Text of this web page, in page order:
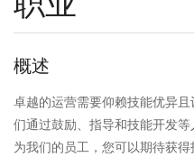
概述
卓越的运营需要仰赖技能优异
们通过鼓励、指导和技能开发
为我们的员工，您可以期待获